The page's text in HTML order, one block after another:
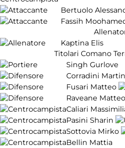
Bertuolo
Fassih
Kaptina Elis
Titolari Comano
Singh Gurlove
Corradini
Fusari Matteo
Raveane Matteo
Caliari
Pasini Sharin
Sottovia Mirko
Bellin Mattia